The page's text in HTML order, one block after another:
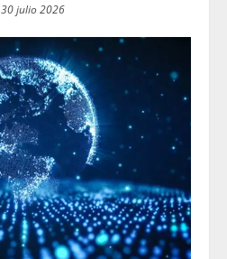
30 julio 2026